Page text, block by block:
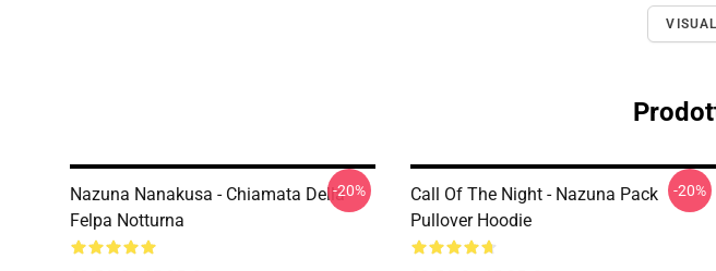
Nazuna Nanakusa - Chiamata Della
Felpa Notturna
-20%
Call Of The Night - Nazuna Pack
Pullover Hoodie
-20%